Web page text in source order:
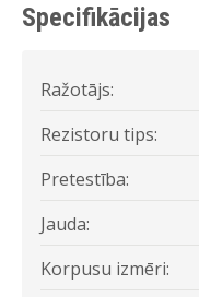
Specifikācijas
Ražotājs:
Rezistoru tips:
Pretestība:
Jauda:
Korpusu izmēri: